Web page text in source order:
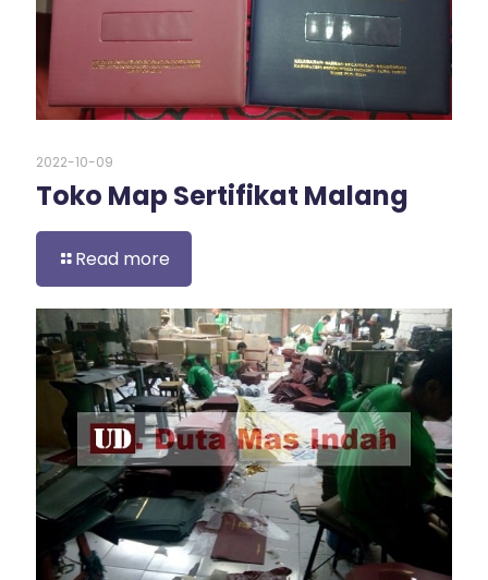
2022-10-09
Toko Map Sertifikat Malang
Read more